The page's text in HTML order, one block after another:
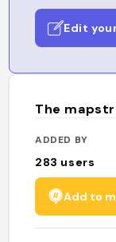
Edit
The
ADDED BY
283 users
Add to